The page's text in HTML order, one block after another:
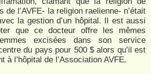
de l’AVFE- la religion raelienne- n’était
la gestion d’un hôpital. Il est aussi
que ce docteur offre les mêmes
excisées dans son service
du pays pour 500 $ alors qu’il est
à l’hôpital de l’Association AVFE.